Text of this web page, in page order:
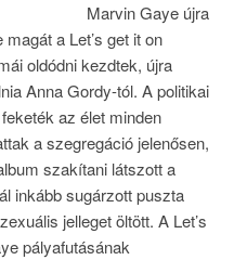
Marvin Gaye újra
a Let’s get it on
oldódni kezdtek, újra
Anna Gordy-tól. A politikai
az élet minden
a szegregáció jelenősen,
szakítani látszott a
inkább sugárzott puszta
jelleget öltött. A Let’s
pályafutásának